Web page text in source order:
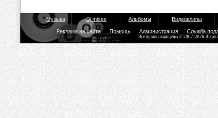
Музыка Dj mixes Альбомы Видеоклипы
Реклама на сайте Помощь Администрация Служба
Все права защищены © 2007-2026